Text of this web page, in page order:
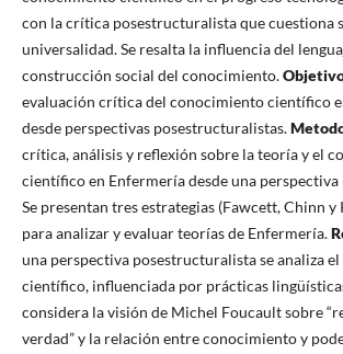
con la crítica posestructuralista que cuestiona
universalidad. Se resalta la influencia del
construcción social del conocimiento.
evaluación crítica del conocimiento científico
desde perspectivas posestructuralistas.
crítica, análisis y reflexión sobre la teoría y el
científico en Enfermería desde una
Se presentan tres estrategias (Fawcett, Chinn y
para analizar y evaluar teorías de Enfermería.
una perspectiva posestructuralista se analiza
científico, influenciada por prácticas
considera la visión de Michel Foucault sobre
verdad” y la relación entre conocimiento y